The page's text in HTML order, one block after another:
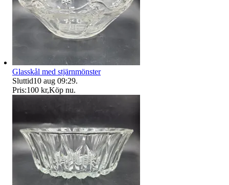
Glasskål med stjärnmönster
Sluttid10 aug 09:29.
Pris:100 kr,Köp nu.